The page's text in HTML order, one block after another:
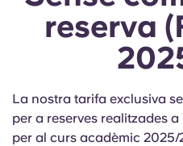
UbicacionsEnglish (US)
Chinese
Català
Italian
reserva
La nostra tarifa exclusiva
per a reserves realitzades
per al curs acadèmic